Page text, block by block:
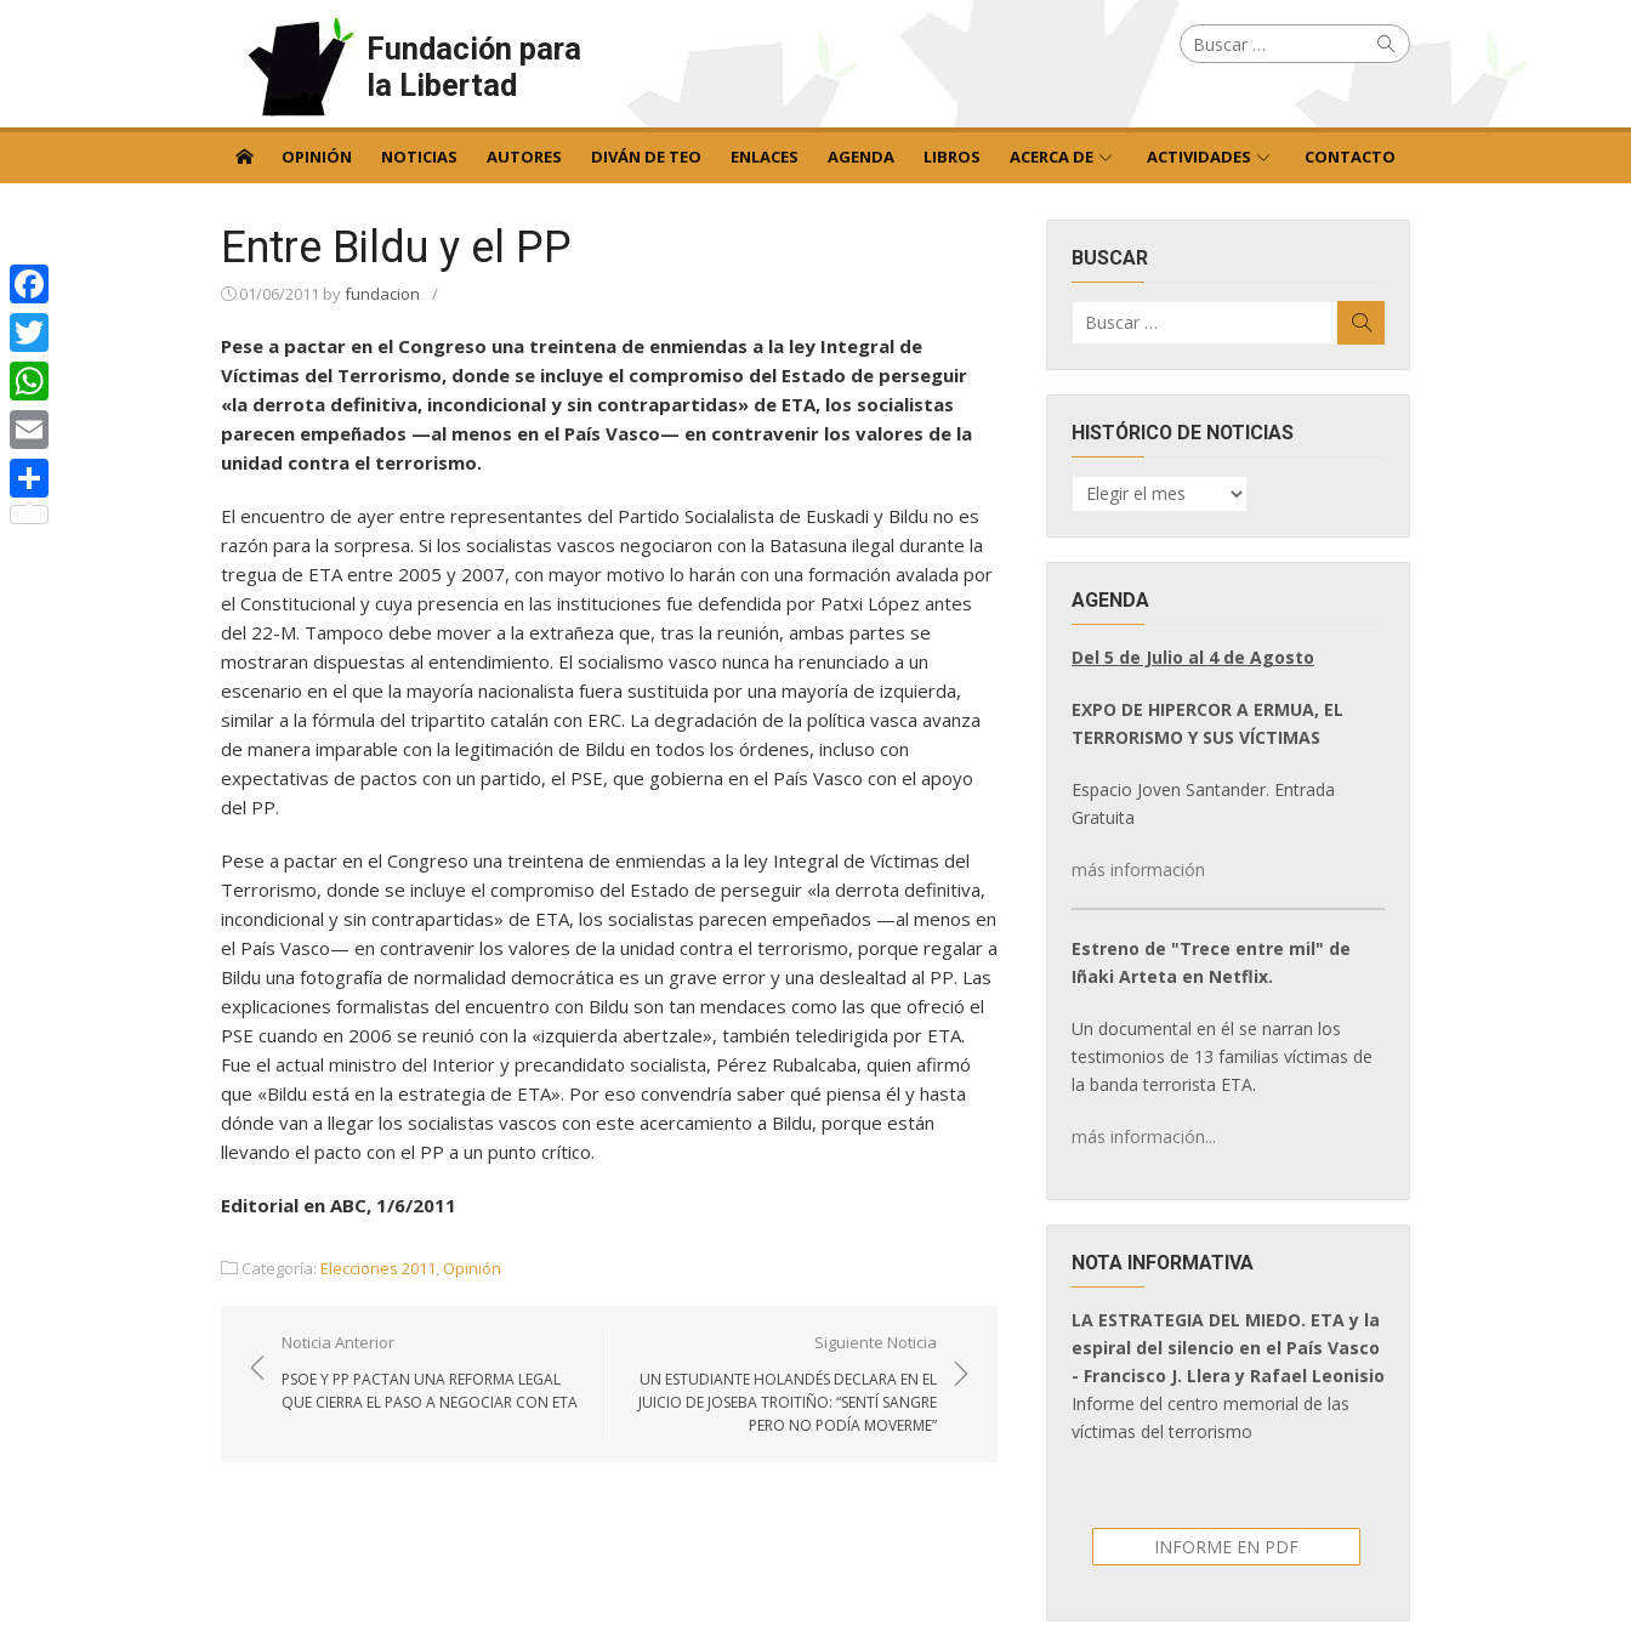
Fundación para
la Libertad
Buscar
por: Buscar
OPINIÓN NOTICIAS AUTORES DIVÁN DE TEO ENLACES AGENDA LIBROS ACERCA DE ACTIVIDADES CONTACTO
Entre Bildu y el PP
01/06/2011 byfundacion /
Pese a pactar en el Congreso una treintena de enmiendas a la ley Integral de
Víctimas del Terrorismo, donde se incluye el compromiso del Estado de perseguir
«la derrota definitiva, incondicional y sin contrapartidas» de ETA, los socialistas
parecen empeñados —al menos en el País Vasco— en contravenir los valores de la
unidad contra el terrorismo.
El encuentro de ayer entre representantes del Partido Socialalista de Euskadi y Bildu no es
razón para la sorpresa. Si los socialistas vascos negociaron con la Batasuna ilegal durante la
tregua de ETA entre 2005 y 2007, con mayor motivo lo harán con una formación avalada por
el Constitucional y cuya presencia en las instituciones fue defendida por Patxi López antes
del 22-M. Tampoco debe mover a la extrañeza que, tras la reunión, ambas partes se
mostraran dispuestas al entendimiento. El socialismo vasco nunca ha renunciado a un
escenario en el que la mayoría nacionalista fuera sustituida por una mayoría de izquierda,
similar a la fórmula del tripartito catalán con ERC. La degradación de la política vasca avanza
de manera imparable con la legitimación de Bildu en todos los órdenes, incluso con
expectativas de pactos con un partido, el PSE, que gobierna en el País Vasco con el apoyo
del PP.
Pese a pactar en el Congreso una treintena de enmiendas a la ley Integral de Víctimas del
Terrorismo, donde se incluye el compromiso del Estado de perseguir «la derrota definitiva,
incondicional y sin contrapartidas» de ETA, los socialistas parecen empeñados —al menos en
el País Vasco— en contravenir los valores de la unidad contra el terrorismo, porque regalar a
Bildu una fotografía de normalidad democrática es un grave error y una deslealtad al PP. Las
explicaciones formalistas del encuentro con Bildu son tan mendaces como las que ofreció el
PSE cuando en 2006 se reunió con la «izquierda abertzale», también teledirigida por ETA.
Fue el actual ministro del Interior y precandidato socialista, Pérez Rubalcaba, quien afirmó
que «Bildu está en la estrategia de ETA». Por eso convendría saber qué piensa él y hasta
dónde van a llegar los socialistas vascos con este acercamiento a Bildu, porque están
llevando el pacto con el PP a un punto crítico.
Editorial en ABC, 1/6/2011
Categoría: Elecciones 2011,Opinión
Navegación
de
entradas
Noticia Anterior
PSOE Y PP PACTAN UNA REFORMA LEGAL
QUE CIERRA EL PASO A NEGOCIAR CON ETA
Siguiente Noticia
UN ESTUDIANTE HOLANDÉS DECLARA EN EL
JUICIO DE JOSEBA TROITIÑO: “SENTÍ SANGRE
PERO NO PODÍA MOVERME”
BUSCAR
por:
HISTÓRICO DE NOTICIAS
HISTÓRICO
DE
AGENDA
Del 5 de Julio al 4 de Agosto
EXPO DE HIPERCOR A ERMUA, EL
TERRORISMO Y SUS VÍCTIMAS
Espacio Joven Santander. Entrada
Gratuita
más información
Estreno de "Trece entre mil" de
Iñaki Arteta en Netflix.
Un documental en él se narran los
testimonios de 13 familias víctimas de
la banda terrorista ETA.
más información...
NOTA INFORMATIVA
LA ESTRATEGIA DEL MIEDO. ETA y la
espiral del silencio en el País Vasco
- Francisco J. Llera y Rafael Leonisio
Informe del centro memorial de las
víctimas del terrorismo
INFORME EN PDF
Facebook
Twitter
WhatsApp
Email
Compartir